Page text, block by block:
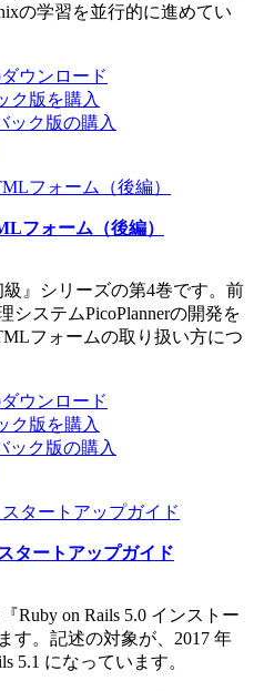
の学習を並行的に進めてい
ウンロード
ク版を購入
ック版の購入
フォーム（後編）
級』シリーズの第4巻です。前
ステムPicoPlannerの開発を
フォームの取り扱い方につ
ウンロード
ク版を購入
ック版の購入
タートアップガイド
Ruby on Rails 5.0 インストー
す。記述の対象が、2017 年
5.1 になっています。